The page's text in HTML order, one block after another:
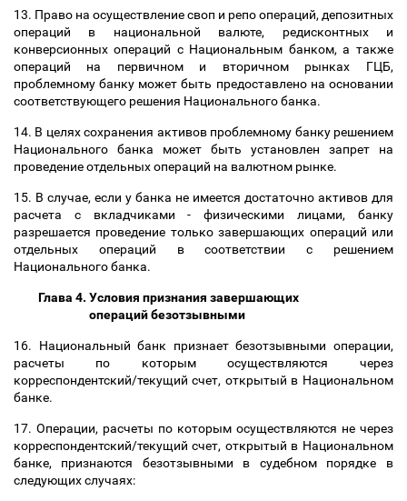
13. Право на осуществление своп и репо операций, депозитных
операций в национальной валюте, редисконтных и
конверсионных операций с Национальным банком, а также
операций на первичном и вторичном рынках ГЦБ,
проблемному банку может быть предоставлено на основании
соответствующего решения Национального банка.
14. В целях сохранения активов проблемному банку решением
Национального банка может быть установлен запрет на
проведение отдельных операций на валютном рынке.
15. В случае, если у банка не имеется достаточно активов для
расчета с вкладчиками - физическими лицами, банку
разрешается проведение только завершающих операций или
отдельных операций в соответствии с решением
Национального банка.
Глава 4. Условия признания завершающих
операций безотзывными
16. Национальный банк признает безотзывными операции,
расчеты по которым осуществляются через
корреспондентский/текущий счет, открытый в Национальном
банке.
17. Операции, расчеты по которым осуществляются не через
корреспондентский/текущий счет, открытый в Национальном
банке, признаются безотзывными в судебном порядке в
следующих случаях: